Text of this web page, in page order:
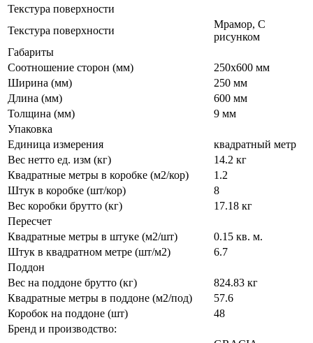
Текстура поверхности
Текстура поверхности
Мрамор, С
рисунком
Габариты
Соотношение сторон (мм)
250x600 мм
Ширина (мм)
250 мм
Длина (мм)
600 мм
Толщина (мм)
9 мм
Упаковка
Единица измерения
квадратный метр
Вес нетто ед. изм (кг)
14.2 кг
Квадратные метры в коробке (м2/кор)
1.2
Штук в коробке (шт/кор)
8
Вес коробки брутто (кг)
17.18 кг
Пересчет
Квадратные метры в штуке (м2/шт)
0.15 кв. м.
Штук в квадратном метре (шт/м2)
6.7
Поддон
Вес на поддоне брутто (кг)
824.83 кг
Квадратные метры в поддоне (м2/под)
57.6
Коробок на поддоне (шт)
48
Бренд и производство: